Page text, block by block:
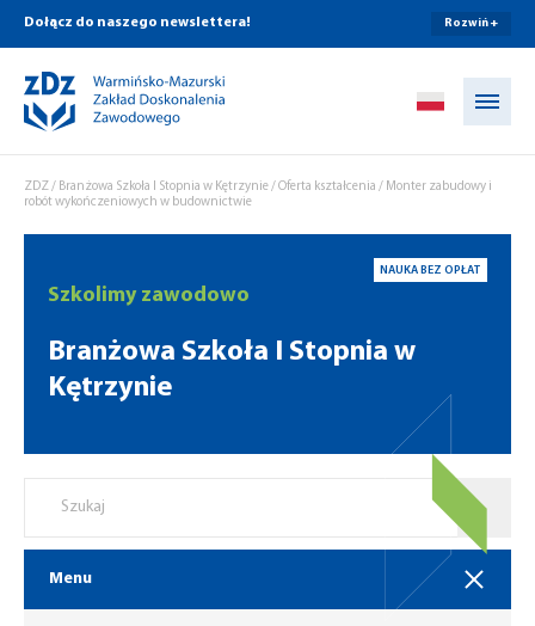
Dołącz do naszego newslettera! Rozwiń +
ZDZ/ Branżowa Szkoła I Stopnia w Kętrzynie/ Oferta kształcenia / Monter zabudowy i
robót wykończeniowych w budownictwie
NAUKA BEZ OPŁAT
Szkolimy zawodowo
Branżowa Szkoła I Stopnia w
Kętrzynie
Menu